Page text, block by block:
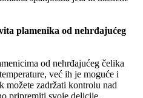
plamenika od nehrđajućeg
od nehrđajućeg čelika
već ih je moguće i
možete zadržati kontrolu nad
pripremiti svoje delicije.